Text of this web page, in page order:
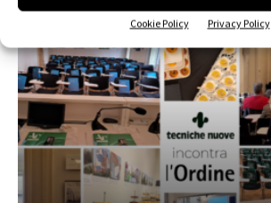
Cookie Policy Privacy Policy
EVENTI